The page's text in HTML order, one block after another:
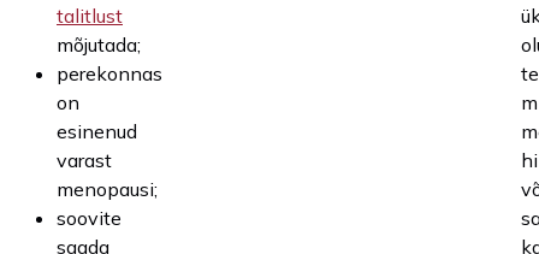
talitlust
mõjutada;
perekonnas
on
esinenud
varast
menopausi;
soovite
saada